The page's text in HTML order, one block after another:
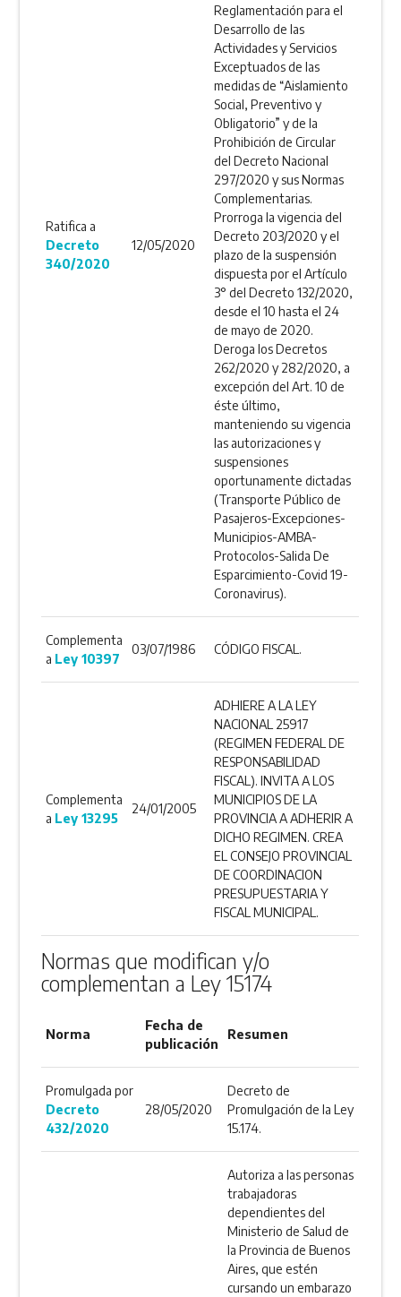
Ratifica a
Decreto
340/2020
12/05/2020
Reglamentación para el
Desarrollo de las
Actividades y Servicios
Exceptuados de las
medidas de “Aislamiento
Social, Preventivo y
Obligatorio” y de la
Prohibición de Circular
del Decreto Nacional
297/2020 y sus Normas
Complementarias.
Prorroga la vigencia del
Decreto 203/2020 y el
plazo de la suspensión
dispuesta por el Artículo
3° del Decreto 132/2020,
desde el 10 hasta el 24
de mayo de 2020.
Deroga los Decretos
262/2020 y 282/2020, a
excepción del Art. 10 de
éste último,
manteniendo su vigencia
las autorizaciones y
suspensiones
oportunamente dictadas
(Transporte Público de
Pasajeros-Excepciones-
Municipios-AMBA-
Protocolos-Salida De
Esparcimiento-Covid 19-
Coronavirus).
Complementa
a Ley 10397
03/07/1986 CÓDIGO FISCAL.
Complementa
a Ley 13295
24/01/2005
ADHIERE A LA LEY
NACIONAL 25917
(REGIMEN FEDERAL DE
RESPONSABILIDAD
FISCAL). INVITA A LOS
MUNICIPIOS DE LA
PROVINCIA A ADHERIR A
DICHO REGIMEN. CREA
EL CONSEJO PROVINCIAL
DE COORDINACION
PRESUPUESTARIA Y
FISCAL MUNICIPAL.
Normas que modifican y/o
complementan a Ley 15174
Norma
Fecha de
publicación
Resumen
Promulgada por
Decreto
432/2020
28/05/2020
Decreto de
Promulgación de la Ley
15.174.
Autoriza a las personas
trabajadoras
dependientes del
Ministerio de Salud de
la Provincia de Buenos
Aires, que estén
cursando un embarazo